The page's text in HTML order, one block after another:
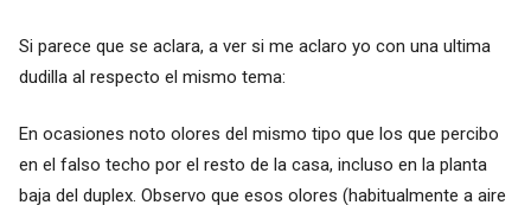
Si parece que se aclara, a ver si me aclaro yo con una ultima
dudilla al respecto el mismo tema:
En ocasiones noto olores del mismo tipo que los que percibo
en el falso techo por el resto de la casa, incluso en la planta
baja del duplex. Observo que esos olores (habitualmente a aire